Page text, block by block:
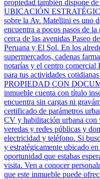
propiedad también dispone
UBICACIÓN
sobre la Av. Matellini es uno
encuentra a pocos pasos de
cerca de las avenidas Paseo
Peruana y El Sol. En los
supermercados, cadenas
notarías y el centro comercial
para tus actividades
PROPIEDAD CON
inmueble cuenta con título
encuentra sin cargas ni
certificado de parámetros
CV y habilitación urbana con
veredas y redes públicas y
electricidad y teléfono. Si
y estratégicamente ubicado
oportunidad que estabas
visita. Ven a conocer
que este inmueble puede